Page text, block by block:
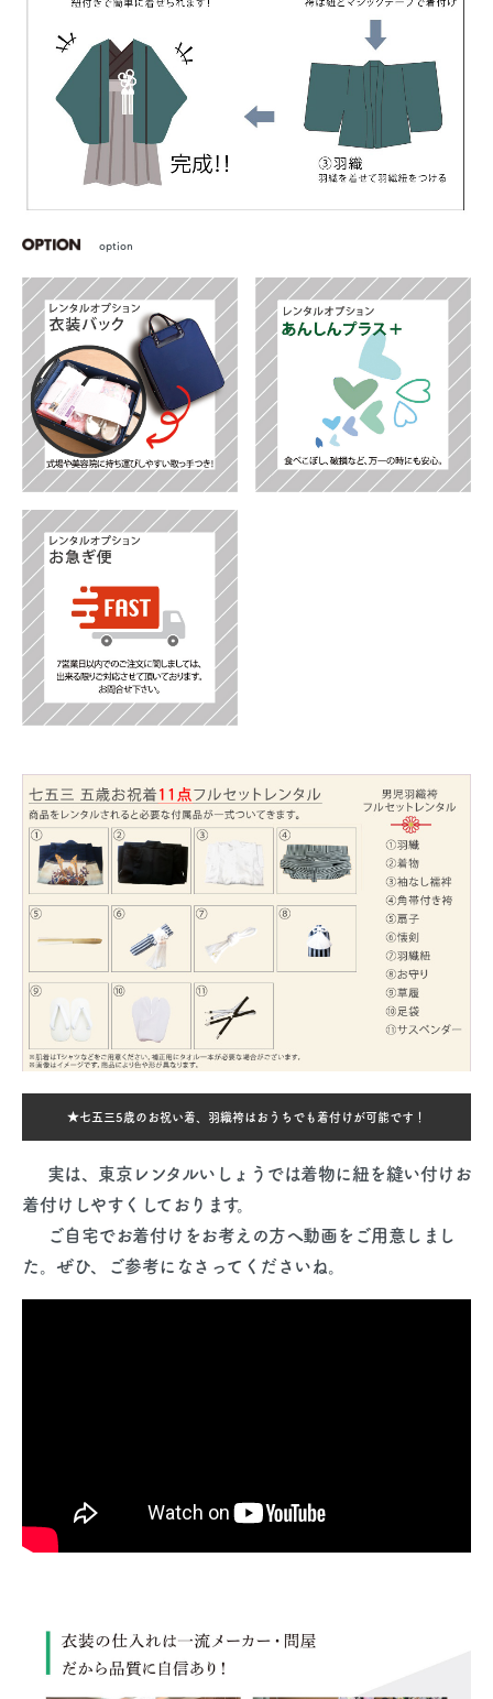
option
★七五三5歳のお祝い着、羽織袴はおうちでも着付けが可能です！
実は、東京レンタルいしょうでは着物に紐を縫い付けお
着付けしやすくしております。
ご自宅でお着付けをお考えの方へ動画をご用意しまし
た。ぜひ、ご参考になさってくださいね。